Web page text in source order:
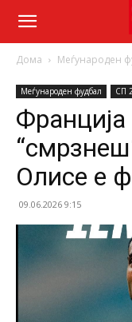
Дома Меѓународен
Меѓународен фудбал СП
Олисе е
09.06.2026 9:15